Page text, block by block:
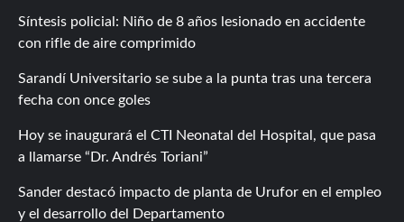
Síntesis policial: Niño de 8 años lesionado en accidente
con rifle de aire comprimido
Sarandí Universitario se sube a la punta tras una tercera
fecha con once goles
Hoy se inaugurará el CTI Neonatal del Hospital, que pasa
a llamarse “Dr. Andrés Toriani”
Sander destacó impacto de planta de Urufor en el empleo
y el desarrollo del Departamento